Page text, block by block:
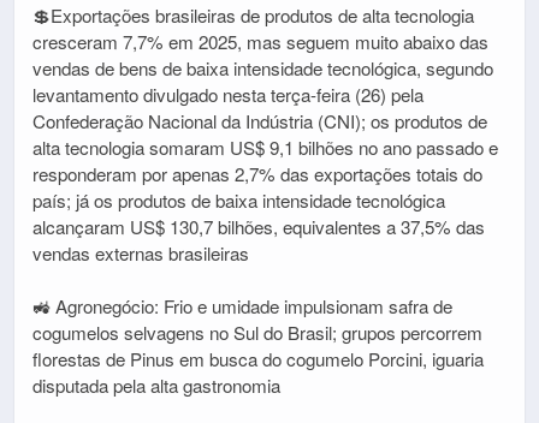
💲Exportações brasileiras de produtos de alta tecnologia
cresceram 7,7% em 2025, mas seguem muito abaixo das
vendas de bens de baixa intensidade tecnológica, segundo
levantamento divulgado nesta terça-feira (26) pela
Confederação Nacional da Indústria (CNI); os produtos de
alta tecnologia somaram US$ 9,1 bilhões no ano passado e
responderam por apenas 2,7% das exportações totais do
país; já os produtos de baixa intensidade tecnológica
alcançaram US$ 130,7 bilhões, equivalentes a 37,5% das
vendas externas brasileiras
🚜 Agronegócio: Frio e umidade impulsionam safra de
cogumelos selvagens no Sul do Brasil; grupos percorrem
florestas de Pinus em busca do cogumelo Porcini, iguaria
disputada pela alta gastronomia